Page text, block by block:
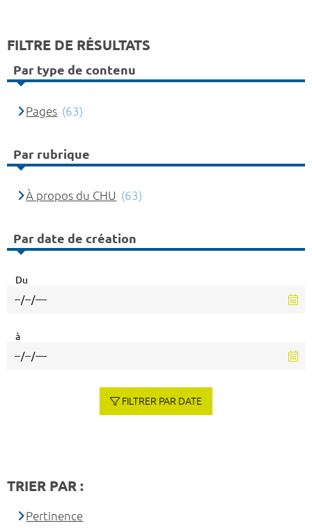
FILTRE DE RÉSULTATS
Par type de contenu
Pages (63)
Par rubrique
À propos du CHU (63)
Par date de création
Du
à
FILTRER PAR DATE
TRIER PAR :
Pertinence